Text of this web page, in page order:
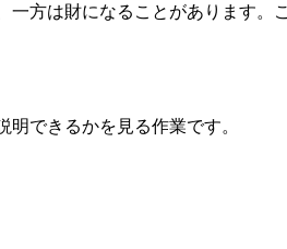
方は財になることがあります
できるかを見る作業です。